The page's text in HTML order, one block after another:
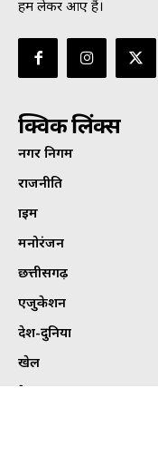
हम लेकर आए हैं।
क्विक लिंक्स
नगर निगम
राजनीति
क्राइम
मनोरंजन
छत्तीसगढ़
एजुकेशन
देश-दुनिया
खेल
हेल्थ